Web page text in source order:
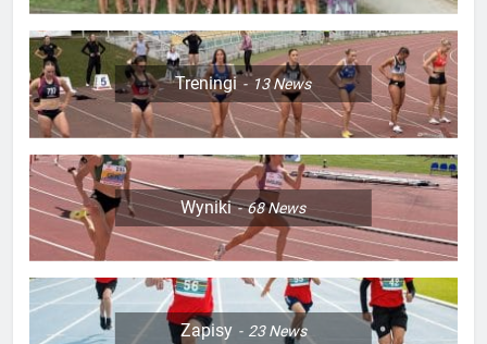
Treningi 13News
Wyniki 68News
Zapisy 23News